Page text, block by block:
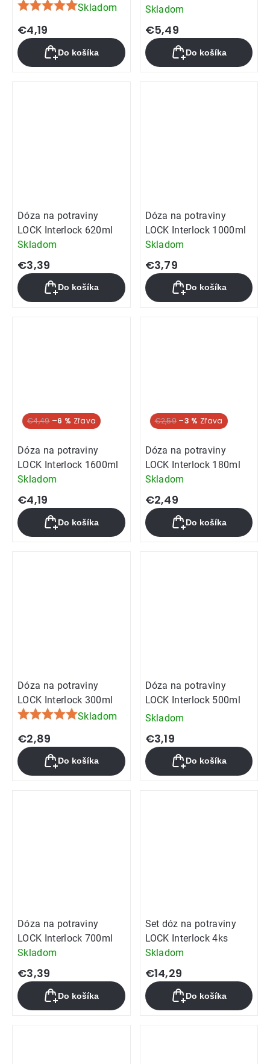
Priemerné
hodnotenie
produktu
je
5,0
Skladom
€4,19
Do košíka
Skladom
€5,49
Do košíka
Dóza na potraviny
LOCK Interlock 620ml
Skladom
€3,39
Do košíka
Dóza na potraviny
LOCK Interlock 1000ml
Skladom
€3,79
Do košíka
€4,49 –6 %
Dóza na potraviny
LOCK Interlock 1600ml
Skladom
€4,19
Do košíka
€2,59 –3 %
Dóza na potraviny
LOCK Interlock 180ml
Skladom
€2,49
Do košíka
Dóza na potraviny
LOCK Interlock 300ml
Priemerné
hodnotenie
produktu
je
5,0
Skladom
€2,89
Do košíka
Dóza na potraviny
LOCK Interlock 500ml
Skladom
€3,19
Do košíka
Dóza na potraviny
LOCK Interlock 700ml
Skladom
€3,39
Do košíka
Set dóz na potraviny
LOCK Interlock 4ks
Skladom
€14,29
Do košíka